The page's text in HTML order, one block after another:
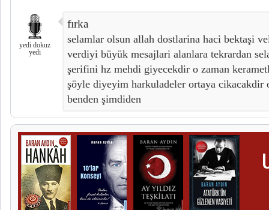
yedi dokuz
yedi
fırka
selamlar olsun allah dostlarina haci bektaşi
verdiyi büyük mesajlari alanlara tekrardan
şerifini hz mehdi giyecekdir o zaman
şöyle diyeyim harkuladeler ortaya cikacakdir
benden şimdiden